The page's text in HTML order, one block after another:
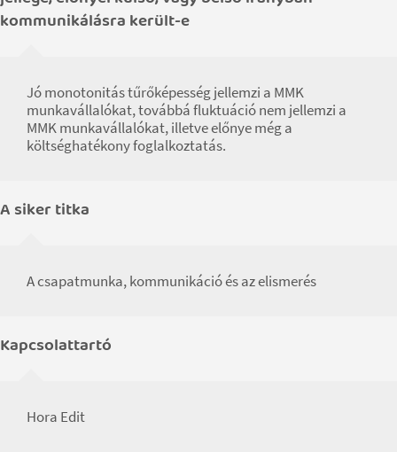
kommunikálásra került-e
Jó monotonitás tűrőképesség jellemzi a MMK
munkavállalókat, továbbá fluktuáció nem jellemzi a
MMK munkavállalókat, illetve előnye még a
költséghatékony foglalkoztatás.
A siker titka
A csapatmunka, kommunikáció és az elismerés
Kapcsolattartó
Hora Edit